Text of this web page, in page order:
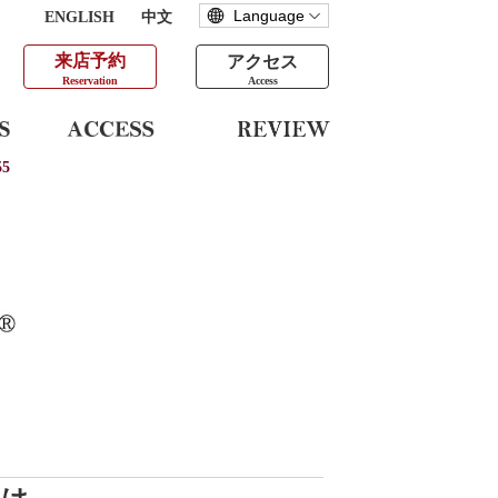
ENGLISH 中文
来店予約
Reservation
アクセス
Access